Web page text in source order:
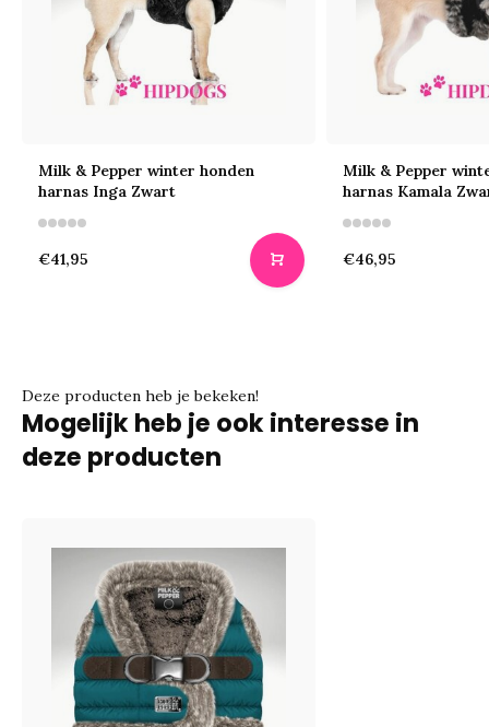
Milk & Pepper winter honden
harnas Inga Zwart
€41,95
Milk & Pepper
harnas Kamala
€46,95
Deze producten heb je bekeken!
Mogelijk heb je ook interesse in
deze producten